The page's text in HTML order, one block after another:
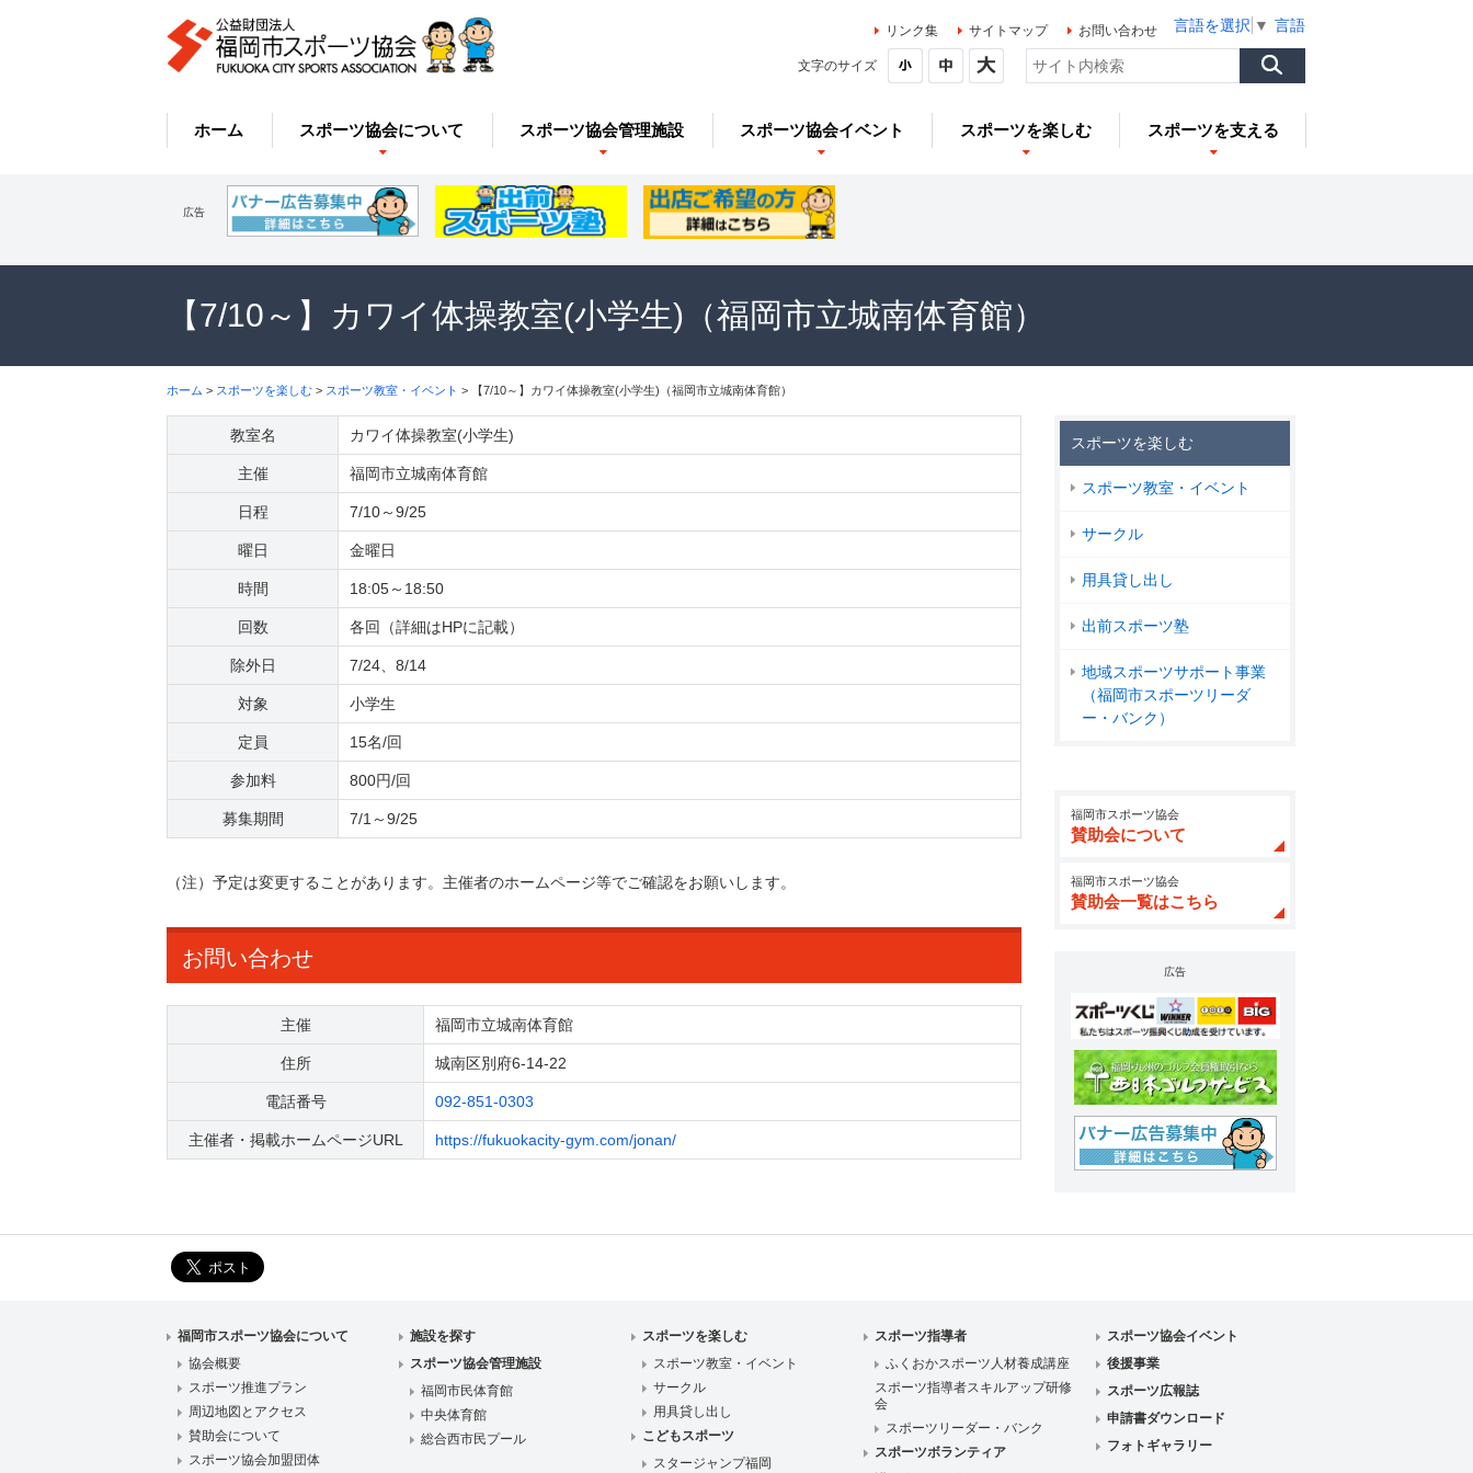
リンク集 サイトマップ お問い合わせ 言語を選択 ▼ 言語を選択
文字のサイズ
ホーム スポーツ協会について スポーツ協会管理施設 スポーツ協会イベント スポーツを楽しむ スポーツを支える
広告
【7/10～】カワイ体操教室(小学生)（福岡市立城南体育館）
ホーム > スポーツを楽しむ > スポーツ教室・イベント > 【7/10～】カワイ体操教室(小学生)（福岡市立城南体育館）
スポーツを楽しむ
スポーツ教室・イベント
サークル
用具貸し出し
出前スポーツ塾
地域スポーツサポート事業
（福岡市スポーツリーダ
ー・バンク）
福岡市スポーツ協会
賛助会について
福岡市スポーツ協会
賛助会一覧はこちら
広告
教室名 カワイ体操教室(小学生)
主催 福岡市立城南体育館
日程 7/10～9/25
曜日 金曜日
時間 18:05～18:50
回数 各回（詳細はHPに記載）
除外日 7/24、8/14
対象 小学生
定員 15名/回
参加料 800円/回
募集期間 7/1～9/25
（注）予定は変更することがあります。主催者のホームページ等でご確認をお願いします。
お問い合わせ
主催 福岡市立城南体育館
住所 城南区別府6-14-22
電話番号 092-851-0303
主催者・掲載ホームページURL https://fukuokacity-gym.com/jonan/
福岡市スポーツ協会について
協会概要
スポーツ推進プラン
周辺地図とアクセス
賛助会について
スポーツ協会加盟団体
施設を探す
スポーツ協会管理施設
福岡市民体育館
中央体育館
総合西市民プール
スポーツを楽しむ
スポーツ教室・イベント
サークル
用具貸し出し
こどもスポーツ
スタージャンプ福岡
スポーツ指導者
ふくおかスポーツ人材養成講座
スポーツ指導者スキルアップ研修
会
スポーツリーダー・バンク
スポーツボランティア
スポーツ協会イベント
後援事業
スポーツ広報誌
申請書ダウンロード
フォトギャラリー